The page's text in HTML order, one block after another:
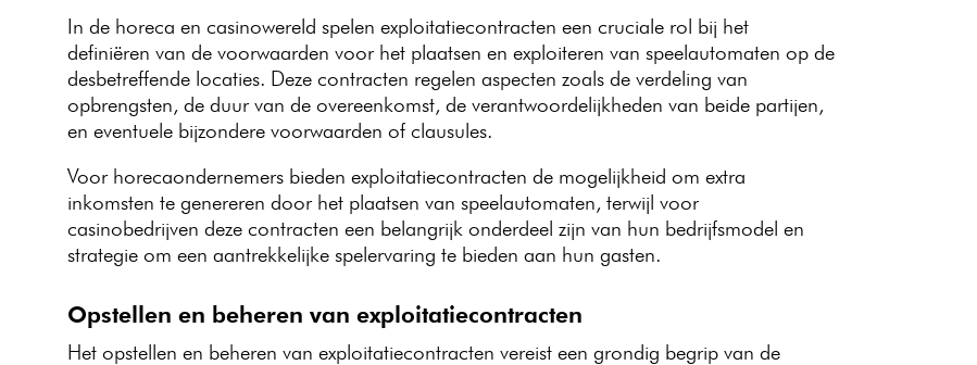
In de horeca en casinowereld spelen exploitatiecontracten een cruciale rol bij het
definiëren van de voorwaarden voor het plaatsen en exploiteren van speelautomaten op de
desbetreffende locaties. Deze contracten regelen aspecten zoals de verdeling van
opbrengsten, de duur van de overeenkomst, de verantwoordelijkheden van beide partijen,
en eventuele bijzondere voorwaarden of clausules.
Voor horecaondernemers bieden exploitatiecontracten de mogelijkheid om extra
inkomsten te genereren door het plaatsen van speelautomaten, terwijl voor
casinobedrijven deze contracten een belangrijk onderdeel zijn van hun bedrijfsmodel en
strategie om een aantrekkelijke spelervaring te bieden aan hun gasten.
Opstellen en beheren van exploitatiecontracten
Het opstellen en beheren van exploitatiecontracten vereist een grondig begrip van de